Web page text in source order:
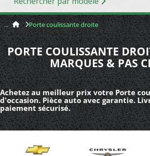
Porte coulissante droite
PORTE COULISSANTE
MARQUES & PAS
Achetez au meilleur prix votre Porte
d'occasion. Pièce auto avec garantie.
paiement sécurisé.